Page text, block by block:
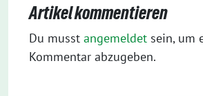
Artikel kommentieren
Du musst angemeldet sein, um
Kommentar abzugeben.